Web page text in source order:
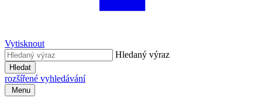
Vytisknout
Hledaný výraz
Hledat
rozšířené vyhledávání
Menu